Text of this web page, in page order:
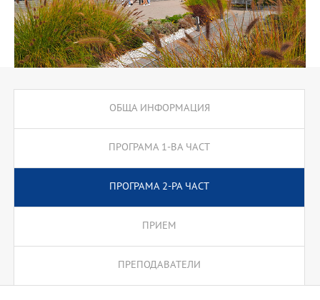
ОБЩА ИНФОРМАЦИЯ
ПРОГРАМА 1-ВА ЧАСТ
ПРОГРАМА 2-РА ЧАСТ
ПРИЕМ
ПРЕПОДАВАТЕЛИ